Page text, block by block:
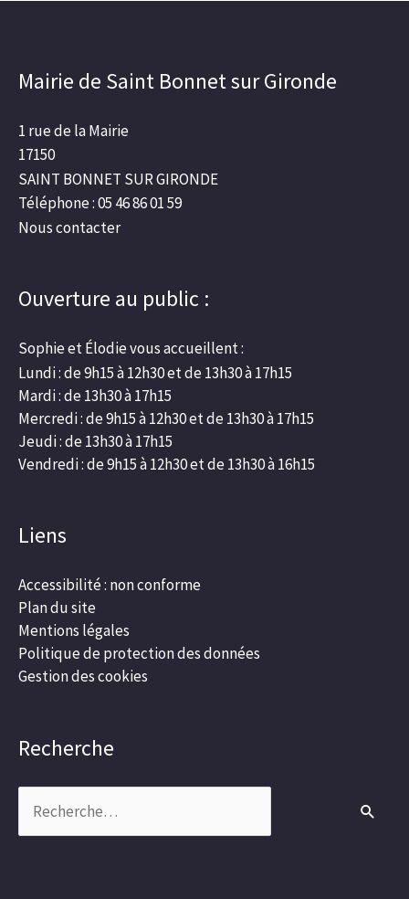
Mairie de Saint Bonnet sur Gironde
1 rue de la Mairie
17150
SAINT BONNET SUR GIRONDE
Téléphone : 05 46 86 01 59
Nous contacter
Ouverture au public :
Sophie et Élodie vous accueillent :
Lundi : de 9h15 à 12h30 et de 13h30 à 17h15
Mardi : de 13h30 à 17h15
Mercredi : de 9h15 à 12h30 et de 13h30 à 17h15
Jeudi : de 13h30 à 17h15
Vendredi : de 9h15 à 12h30 et de 13h30 à 16h15
Liens
Accessibilité : non conforme
Plan du site
Mentions légales
Politique de protection des données
Gestion des cookies
Recherche